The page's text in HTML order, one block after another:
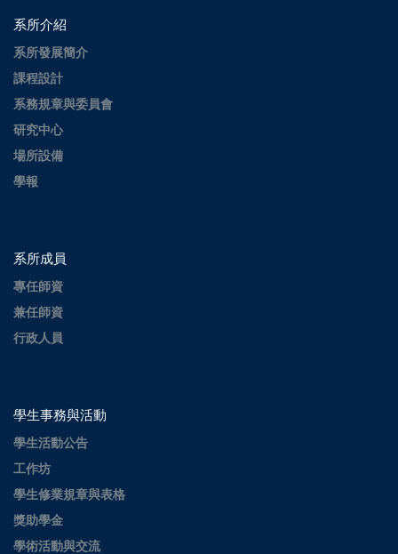
系所介紹
系所發展簡介
課程設計
系務規章與委員會
研究中心
場所設備
學報
系所成員
專任師資
兼任師資
行政人員
學生事務與活動
學生活動公告
工作坊
學生修業規章與表格
獎助學金
學術活動與交流